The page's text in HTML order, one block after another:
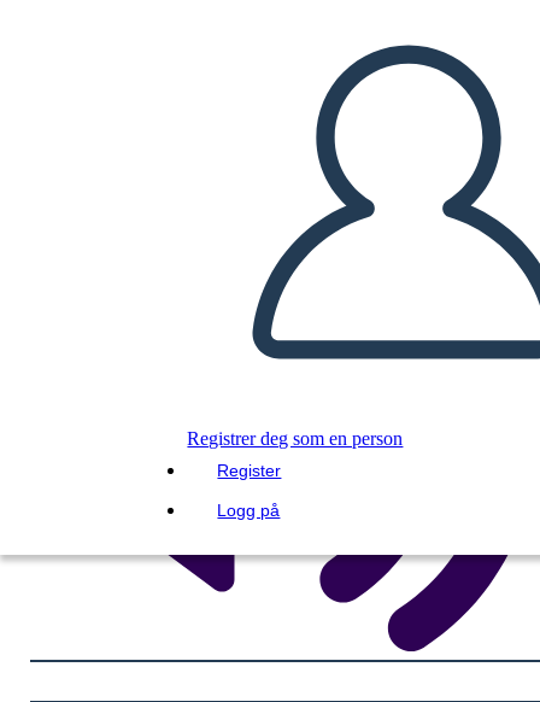
Registrer deg som en person
Register
Logg på
LAGE ET STORYBOARD
SPILLE AV LYSBILDEFREMVISNING
LES FOR MEG